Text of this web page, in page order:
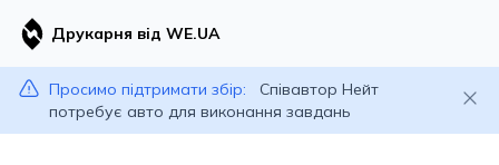
Друкарня від WE.UA
Просимо підтримати збір:
Співавтор Нейт
потребує авто для виконання завдань